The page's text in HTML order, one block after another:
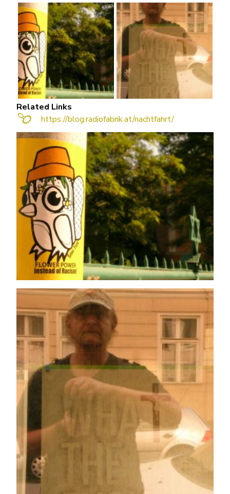
Related Links
https://blog.radiofabrik.at/nachtfahrt/